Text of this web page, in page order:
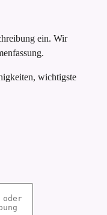
ein. Wir
wichtigste